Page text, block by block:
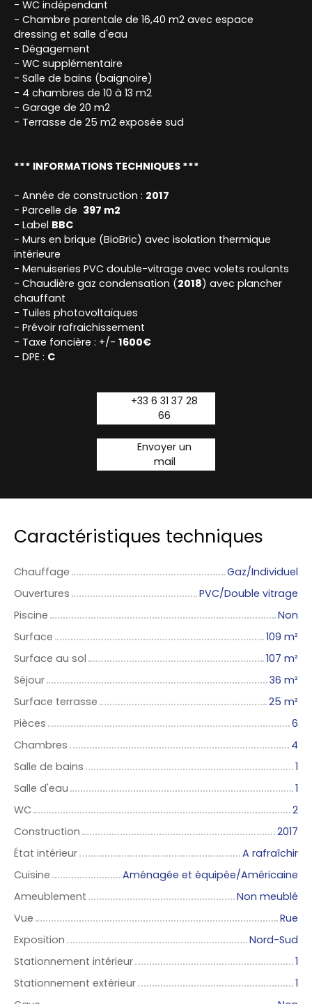
- WC indépendant
- Chambre parentale de 16,40 m2 avec espace
dressing et salle d'eau
- Dégagement
- WC supplémentaire
- Salle de bains (baignoire)
- 4 chambres de 10 à 13 m2
- Garage de 20 m2
- Terrasse de 25 m2 exposée sud
*** INFORMATIONS TECHNIQUES ***
- Année de construction : 2017
- Parcelle de 397 m2
- Label BBC
- Murs en brique (BioBric) avec isolation thermique
intérieure
- Menuiseries PVC double-vitrage avec volets roulants
- Chaudière gaz condensation (2018) avec plancher
chauffant
- Tuiles photovoltaïques
- Prévoir rafraichissement
- Taxe foncière : +/- 1600€
- DPE : C
+33 6 31 37 28
66
Envoyer un
mail
Caractéristiques techniques
Chauffage
Gaz/Individuel
Ouvertures
PVC/Double vitrage
Piscine
Non
Surface
109 m²
Surface au sol
107 m²
Séjour
36 m²
Surface terrasse
25 m²
Pièces
6
Chambres
4
Salle de bains
1
Salle d'eau
1
WC
2
Construction
2017
État intérieur
A rafraîchir
Cuisine
Aménagée et équipée/Américaine
Ameublement
Non meublé
Vue
Rue
Exposition
Nord-Sud
Stationnement intérieur
1
Stationnement extérieur
1